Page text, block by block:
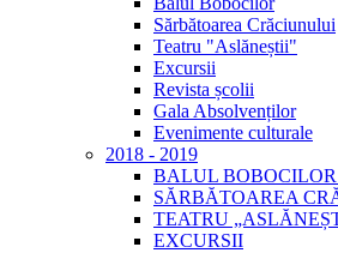
Sărbătoarea Crăciunului
Teatru "Aslăneștii"
Excursii
Revista școlii
Gala Absolvenților
Evenimente culturale
2018 - 2019
BALUL BOBOCILOR
SĂRBĂTOAREA
TEATRU
EXCURSII